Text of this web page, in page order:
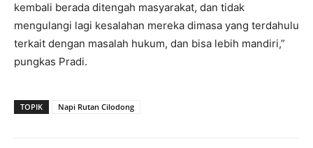
kembali berada ditengah masyarakat, dan tidak
mengulangi lagi kesalahan mereka dimasa yang terdahulu
terkait dengan masalah hukum, dan bisa lebih mandiri,”
pungkas Pradi.
TOPIK Napi Rutan Cilodong